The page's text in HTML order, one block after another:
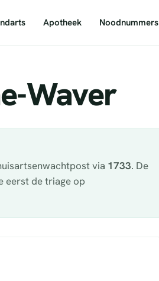
Apotheek Noodnummers
Waver
via 1733. De
eerst de triage op